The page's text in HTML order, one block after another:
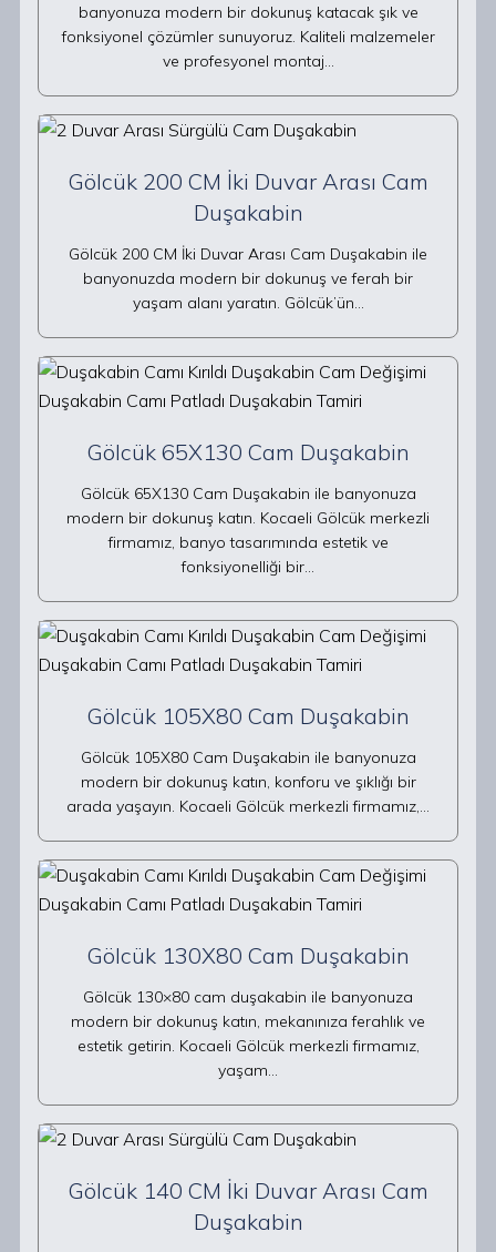
banyonuza modern bir dokunuş katacak şık ve
fonksiyonel çözümler sunuyoruz. Kaliteli malzemeler
ve profesyonel montaj…
Gölcük 200 CM İki Duvar Arası Cam
Duşakabin
Gölcük 200 CM İki Duvar Arası Cam Duşakabin ile
banyonuzda modern bir dokunuş ve ferah bir
yaşam alanı yaratın. Gölcük’ün…
Gölcük 65X130 Cam Duşakabin
Gölcük 65X130 Cam Duşakabin ile banyonuza
modern bir dokunuş katın. Kocaeli Gölcük merkezli
firmamız, banyo tasarımında estetik ve
fonksiyonelliği bir…
Gölcük 105X80 Cam Duşakabin
Gölcük 105X80 Cam Duşakabin ile banyonuza
modern bir dokunuş katın, konforu ve şıklığı bir
arada yaşayın. Kocaeli Gölcük merkezli firmamız,…
Gölcük 130X80 Cam Duşakabin
Gölcük 130×80 cam duşakabin ile banyonuza
modern bir dokunuş katın, mekanınıza ferahlık ve
estetik getirin. Kocaeli Gölcük merkezli firmamız,
yaşam…
Gölcük 140 CM İki Duvar Arası Cam
Duşakabin